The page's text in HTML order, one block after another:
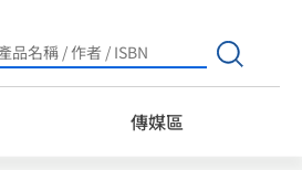
傳媒區